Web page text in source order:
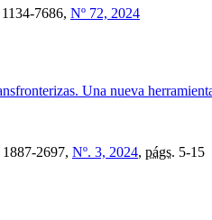
1134-7686, Nº 72, 2024
Una nueva
1887-2697, Nº. 3, 2024, págs. 5-15